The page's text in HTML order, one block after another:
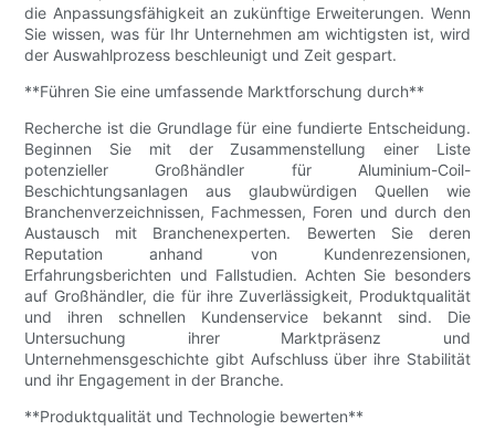
die Anpassungsfähigkeit an zukünftige Erweiterungen. Wenn
Sie wissen, was für Ihr Unternehmen am wichtigsten ist, wird
der Auswahlprozess beschleunigt und Zeit gespart.
**Führen Sie eine umfassende Marktforschung durch**
Recherche ist die Grundlage für eine fundierte Entscheidung.
Beginnen Sie mit der Zusammenstellung einer Liste
potenzieller Großhändler für Aluminium-Coil-
Beschichtungsanlagen aus glaubwürdigen Quellen wie
Branchenverzeichnissen, Fachmessen, Foren und durch den
Austausch mit Branchenexperten. Bewerten Sie deren
Reputation anhand von Kundenrezensionen,
Erfahrungsberichten und Fallstudien. Achten Sie besonders
auf Großhändler, die für ihre Zuverlässigkeit, Produktqualität
und ihren schnellen Kundenservice bekannt sind. Die
Untersuchung ihrer Marktpräsenz und
Unternehmensgeschichte gibt Aufschluss über ihre Stabilität
und ihr Engagement in der Branche.
**Produktqualität und Technologie bewerten**